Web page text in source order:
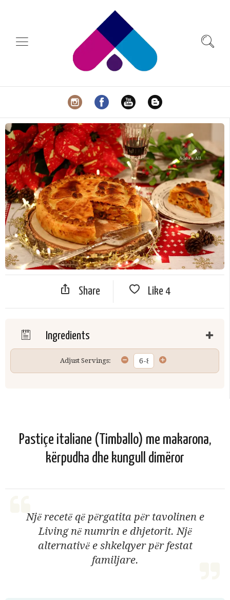
Share Like 4
Ingredients
Adjust Servings:
Pastiçe italiane (Timballo) me makarona,
kёrpudha dhe kungull dimёror
Njё recetё qё pёrgatita pёr tavolinen e
Living nё numrin e dhjetorit. Njё
alternativё e shkelqyer pёr festat
familjare.